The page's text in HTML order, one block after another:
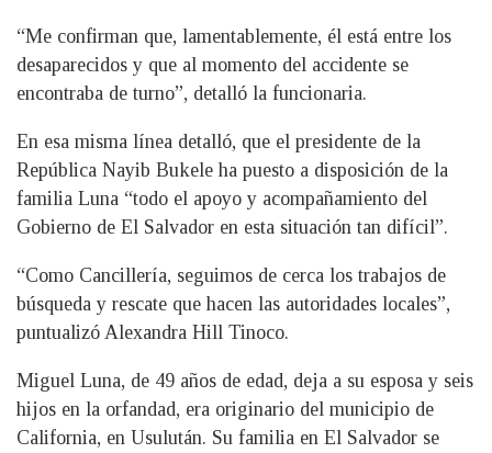
“Me confirman que, lamentablemente, él está entre los
desaparecidos y que al momento del accidente se
encontraba de turno”, detalló la funcionaria.
En esa misma línea detalló, que el presidente de la
República Nayib Bukele ha puesto a disposición de la
familia Luna “todo el apoyo y acompañamiento del
Gobierno de El Salvador en esta situación tan difícil”.
“Como Cancillería, seguimos de cerca los trabajos de
búsqueda y rescate que hacen las autoridades locales”,
puntualizó Alexandra Hill Tinoco.
Miguel Luna, de 49 años de edad, deja a su esposa y seis
hijos en la orfandad, era originario del municipio de
California, en Usulután. Su familia en El Salvador se